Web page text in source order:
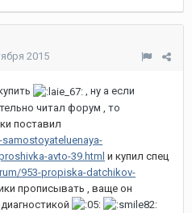
2015
, ну а если
читал форум , то
поставил
avto-39.html и купил спец
953-propiska-datchikov-
прописывать , ваще он